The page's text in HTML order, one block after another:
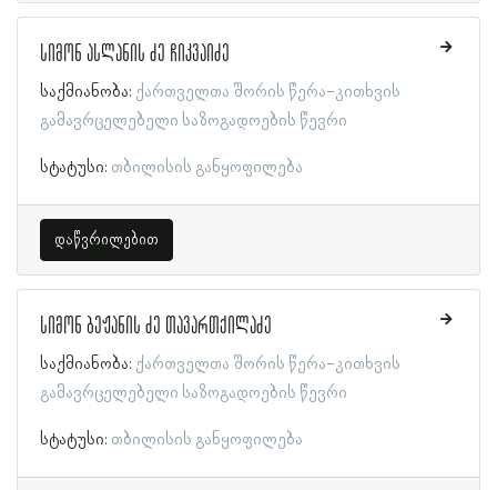
სიმონ ასლანის ძე ჩიკვაიძე
საქმიანობა: ქართველთა შორის წერა-კითხვის
გამავრცელებელი საზოგადოების წევრი
სტატუსი: თბილისის განყოფილება
დაწვრილებით
სიმონ ბეჟანის ძე თავართქილაძე
საქმიანობა: ქართველთა შორის წერა-კითხვის
გამავრცელებელი საზოგადოების წევრი
სტატუსი: თბილისის განყოფილება